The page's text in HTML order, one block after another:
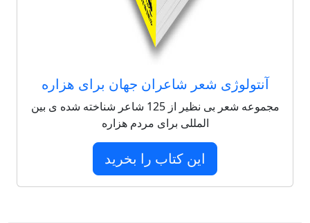
آنتولوژی شعر شاعران جهان برای هزاره
مجموعه شعر بی نظیر از 125 شاعر شناخته شده ی بین
المللی برای مردم هزاره
این کتاب را بخرید